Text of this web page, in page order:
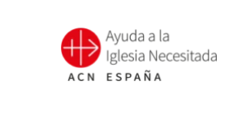
contenido